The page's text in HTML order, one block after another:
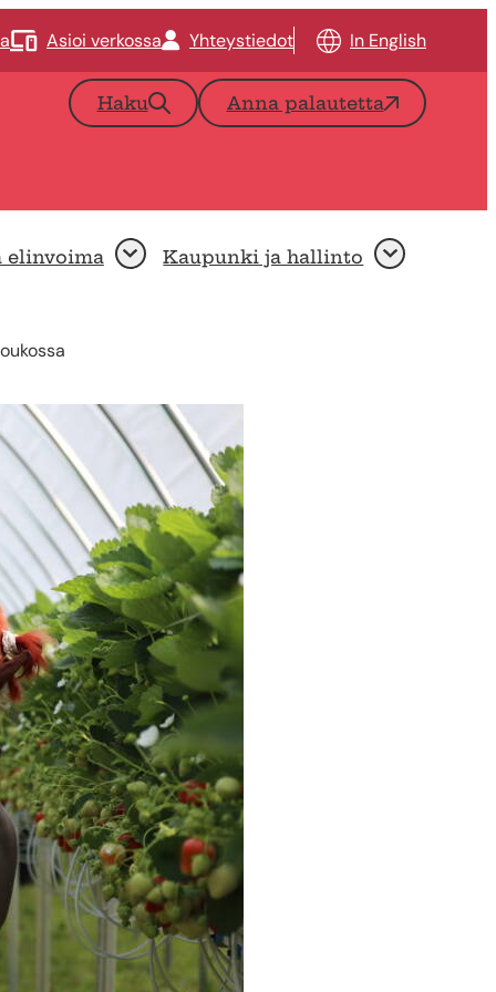
Asioi verkossa Yhteystiedot In English
Haku Anna palautetta
elinvoima AvaaKaupunki ja hallinto Avaa